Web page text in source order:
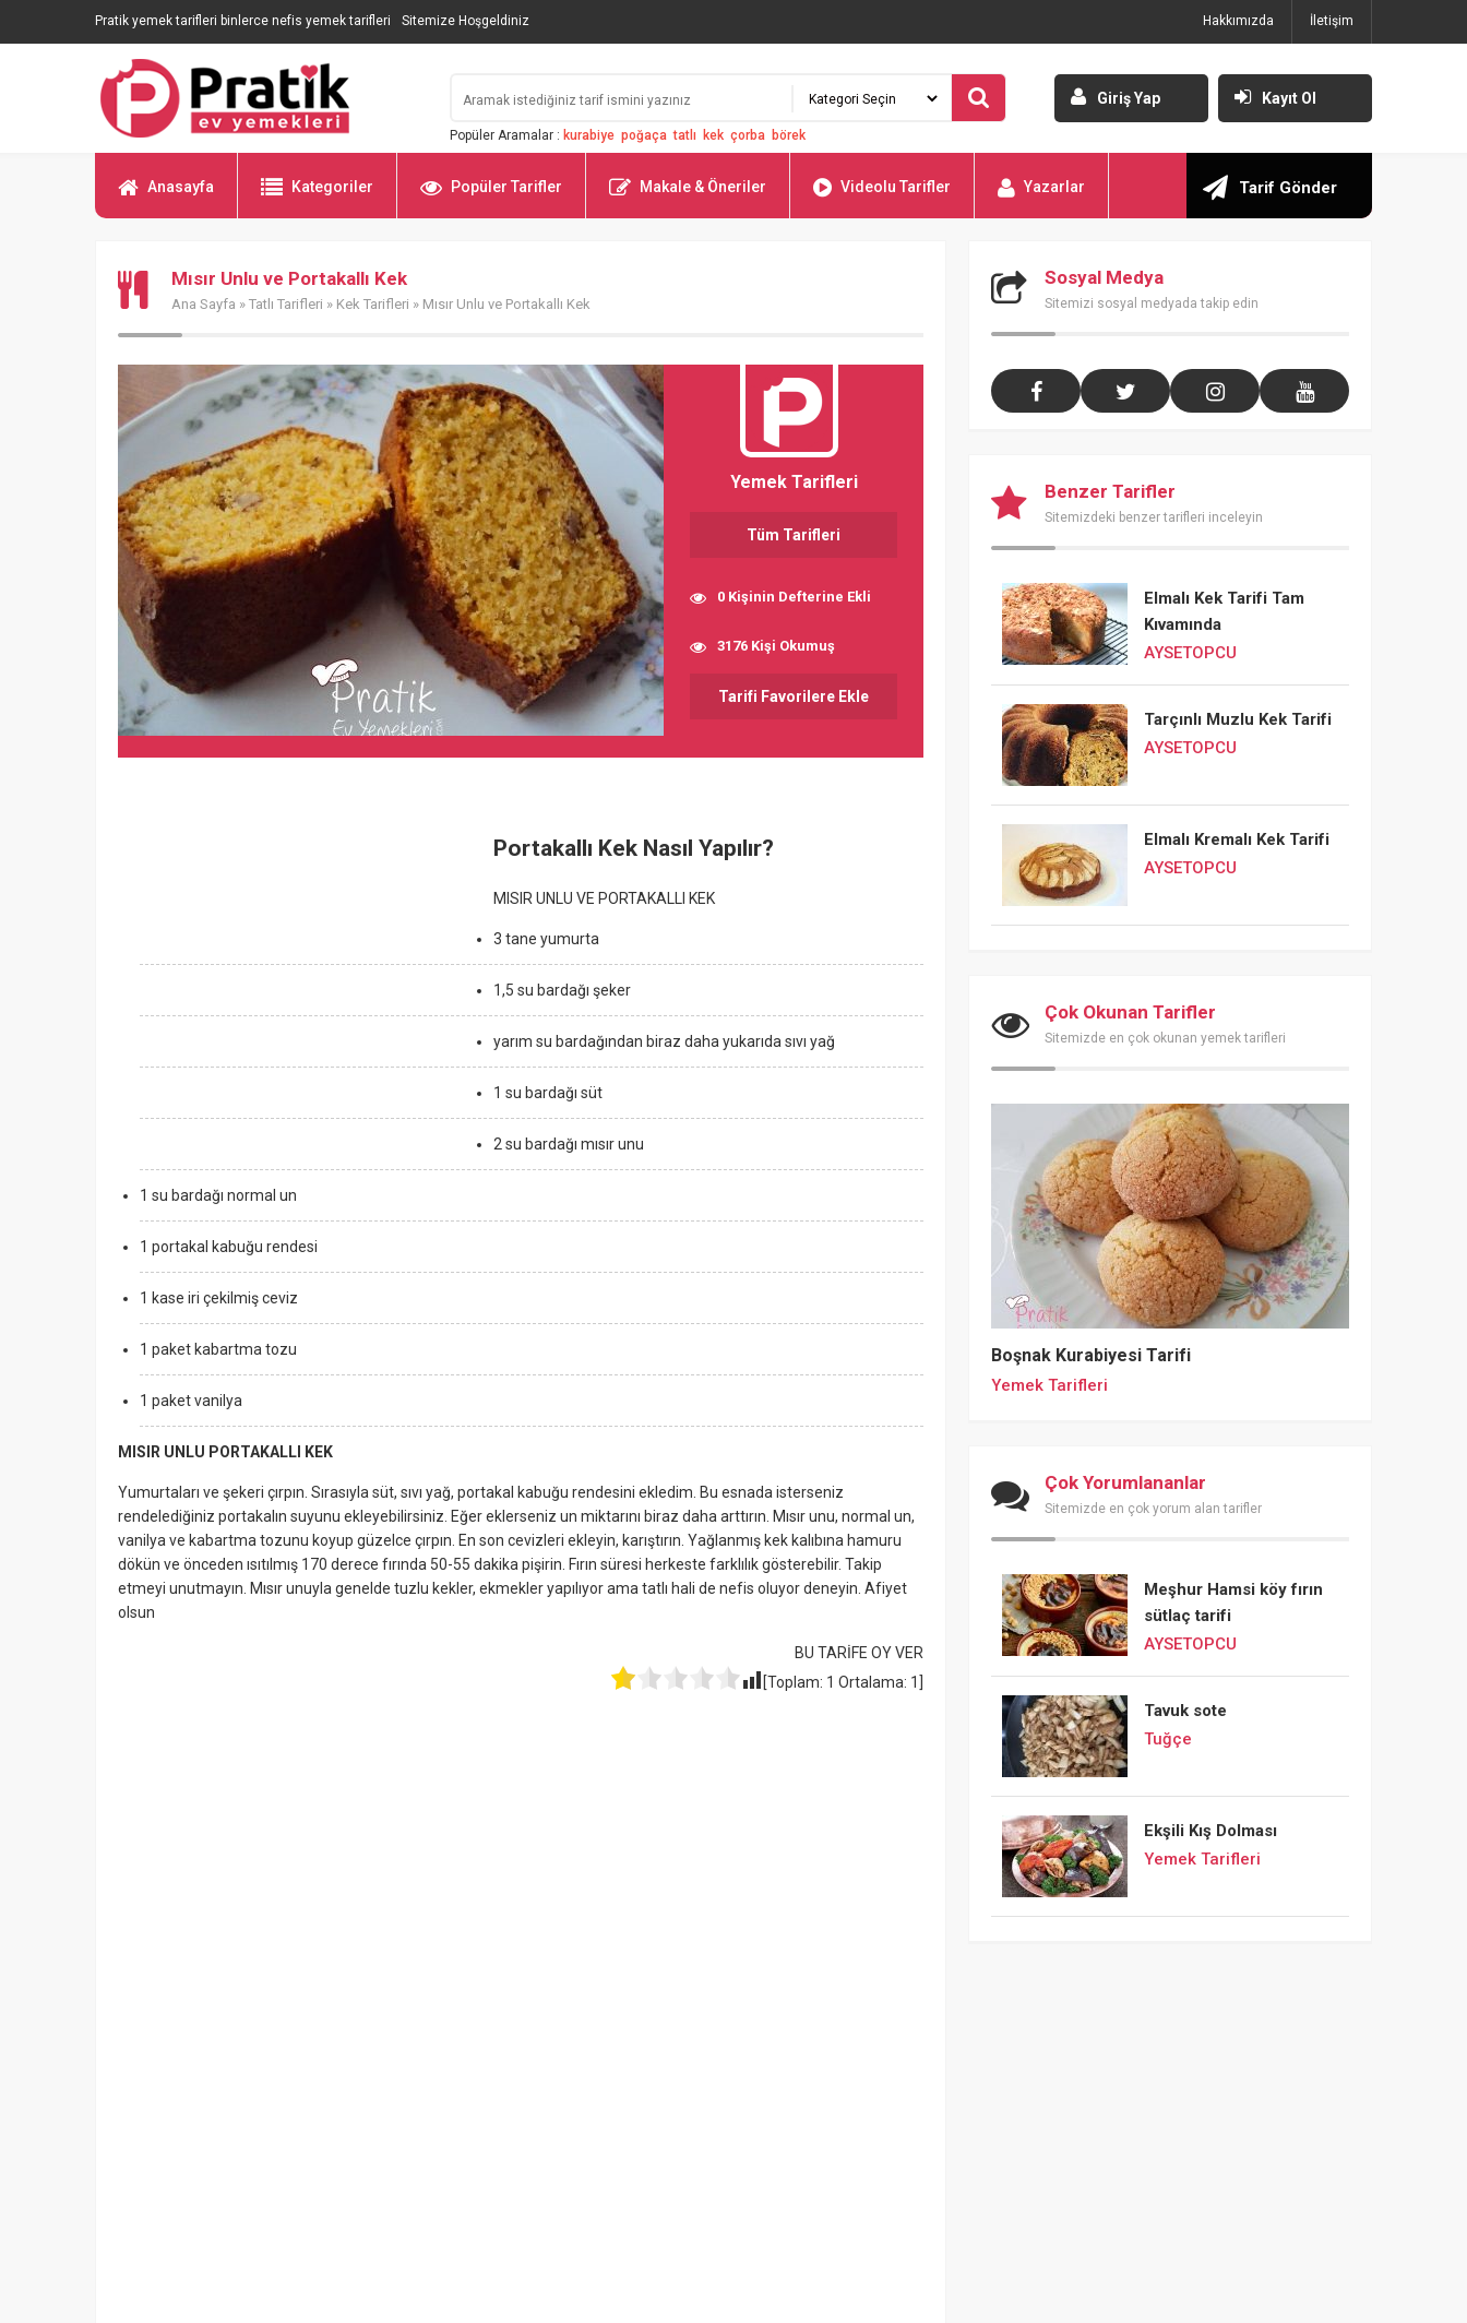
Pratik yemek tarifleri binlerce nefis yemek tarifleri Sitemize Hoşgeldiniz Hakkımızda İletişim
Popüler Aramalar : kurabiye poğaça tatlı kek çorba börek
Giriş Yap Kayıt Ol
Anasayfa Kategoriler Popüler Tarifler Makale & Öneriler Videolu Tarifler Yazarlar Tarif Gönder
Mısır Unlu ve Portakallı Kek
Ana Sayfa » Tatlı Tarifleri » Kek Tarifleri » Mısır Unlu ve Portakallı Kek
Yemek Tarifleri
Tüm Tarifleri
0 Kişinin Defterine Ekli
3176 Kişi Okumuş
Tarifi Favorilere Ekle
Portakallı Kek Nasıl Yapılır?
MISIR UNLU VE PORTAKALLI KEK
3 tane yumurta
1,5 su bardağı şeker
yarım su bardağından biraz daha yukarıda sıvı yağ
1 su bardağı süt
2 su bardağı mısır unu
1 su bardağı normal un
1 portakal kabuğu rendesi
1 kase iri çekilmiş ceviz
1 paket kabartma tozu
1 paket vanilya
MISIR UNLU PORTAKALLI KEK
Yumurtaları ve şekeri çırpın. Sırasıyla süt, sıvı yağ, portakal kabuğu rendesini ekledim. Bu esnada isterseniz
rendelediğiniz portakalın suyunu ekleyebilirsiniz. Eğer eklerseniz un miktarını biraz daha arttırın. Mısır unu, normal un,
vanilya ve kabartma tozunu koyup güzelce çırpın. En son cevizleri ekleyin, karıştırın. Yağlanmış kek kalıbına hamuru
dökün ve önceden ısıtılmış 170 derece fırında 50-55 dakika pişirin. Fırın süresi herkeste farklılık gösterebilir. Takip
etmeyi unutmayın. Mısır unuyla genelde tuzlu kekler, ekmekler yapılıyor ama tatlı hali de nefis oluyor deneyin. Afiyet
olsun
BU TARİFE OY VER
[Toplam: 1 Ortalama: 1
Sosyal Medya
Sitemizi sosyal medyada takip edin
Benzer Tarifler
Sitemizdeki benzer tarifleri inceleyin
Elmalı Kek Tarifi Tam
Kıvamında
AYSETOPCU
Tarçınlı Muzlu Kek Tarifi
AYSETOPCU
Elmalı Kremalı Kek Tarifi
AYSETOPCU
Çok Okunan Tarifler
Sitemizde en çok okunan yemek tarifleri
Boşnak Kurabiyesi Tarifi
Yemek Tarifleri
Çok Yorumlananlar
Sitemizde en çok yorum alan tarifler
Meşhur Hamsi köy fırın
sütlaç tarifi
AYSETOPCU
Tavuk sote
Tuğçe
Ekşili Kış Dolması
Yemek Tarifleri